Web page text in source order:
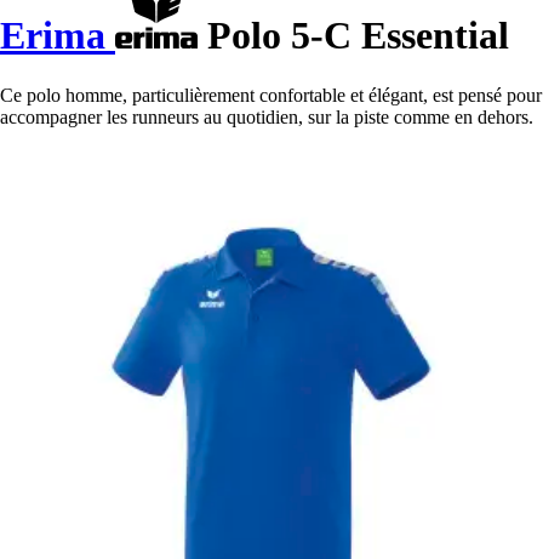
Erima Polo 5-C Essential
Ce polo homme, particulièrement confortable et élégant, est pensé pour
accompagner les runneurs au quotidien, sur la piste comme en dehors.